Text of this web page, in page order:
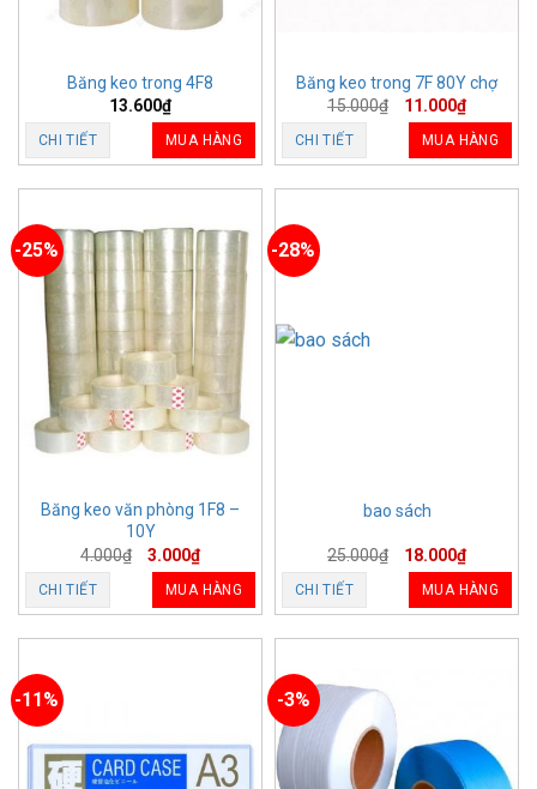
Băng keo trong 4F8
13.600₫
CHI TIẾT MUA HÀNG
Băng keo trong 7F 80Y chợ
15.000₫ 11.000₫
CHI TIẾT MUA HÀNG
-25%
Băng keo văn phòng 1F8 –
10Y
4.000₫ 3.000₫
CHI TIẾT MUA HÀNG
-28%
bao sách
25.000₫ 18.000₫
CHI TIẾT MUA HÀNG
-11% -3%